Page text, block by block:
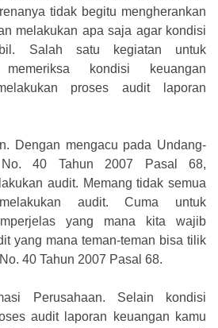
tidak begitu mengherankan
melakukan apa saja agar kondisi
Salah satu kegiatan untuk
kondisi keuangan
proses audit laporan
Dengan mengacu pada Undang-
No. 40 Tahun 2007 Pasal 68,
audit. Memang tidak semua
audit. Cuma untuk
yang mana kita wajib
yang mana teman-teman bisa tilik
40 Tahun 2007 Pasal 68.
Perusahaan. Selain kondisi
audit laporan keuangan kamu